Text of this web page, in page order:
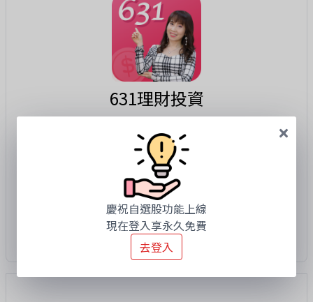
631理財投資
記帳、資產分配與投資追蹤功能，幫助你全面掌
握收支狀況與資金流向。讓投資不再孤立存在，
而是融入日常金流管理，打造真正可執行的理財
立即下載
慶祝自選股功能上線
現在登入享永久免費
去登入